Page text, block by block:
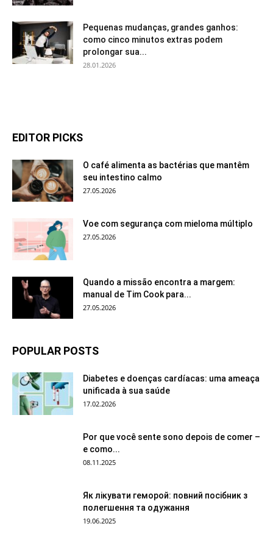
Pequenas mudanças, grandes ganhos:
como cinco minutos extras podem
prolongar sua...
28.01.2026
EDITOR PICKS
O café alimenta as bactérias que mantêm
seu intestino calmo
27.05.2026
Voe com segurança com mieloma múltiplo
27.05.2026
Quando a missão encontra a margem:
manual de Tim Cook para...
27.05.2026
POPULAR POSTS
Diabetes e doenças cardíacas: uma ameaça
unificada à sua saúde
17.02.2026
Por que você sente sono depois de comer –
e como...
08.11.2025
Як лікувати геморой: повний посібник з
полегшення та одужання
19.06.2025